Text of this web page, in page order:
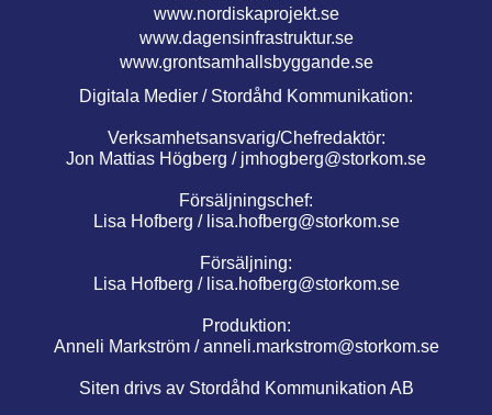
www.nordiskaprojekt.se
www.dagensinfrastruktur.se
www.grontsamhallsbyggande.se
Digitala Medier / Stordåhd Kommunikation:
Verksamhetsansvarig/Chefredaktör:
Jon Mattias Högberg / jmhogberg@storkom.se
Försäljningschef:
Lisa Hofberg / lisa.hofberg@storkom.se
Försäljning:
Lisa Hofberg / lisa.hofberg@storkom.se
Produktion:
Anneli Markström /anneli.markstrom@storkom.se
Siten drivs av Stordåhd Kommunikation AB